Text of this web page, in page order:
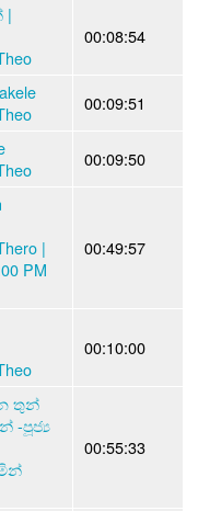
|
00:08:54
00:09:51
00:09:50
|
PM
00:49:57
00:10:00
තුන්
-පූජ්‍ය
00:55:33